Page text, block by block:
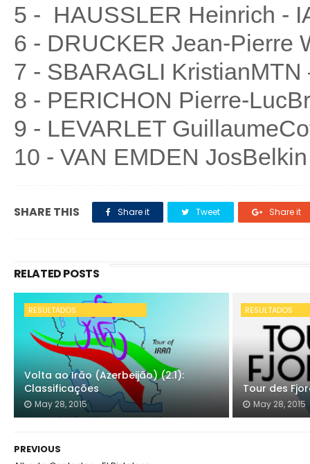
5 - HAUSSLER Heinrich -
6 - DRUCKER Jean-Pierre
7 - SBARAGLI KristianMTN
8 - PERICHON Pierre-
9 - LEVARLET
10 - VAN EMDEN JosBelkin
SHARE THIS Share it Tweet Share it
RELATED POSTS
RESULTADOS
Volta ao Irão (Azerbeijão) (2.1):
Classificações
May 28, 2015
RESULTADOS
Tour des
May 28, 2015
PREVIOUS